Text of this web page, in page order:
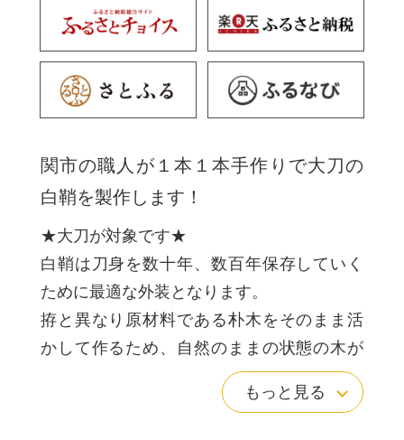
関市の職人が１本１本手作りで大刀の
白鞘を製作します！
★大刀が対象です★
白鞘は刀身を数十年、数百年保存していく
ために最適な外装となります。
拵と異なり原材料である朴木をそのまま活
かして作るため、自然のままの状態の木が
呼吸をすることで、鞘の中が刀身にとって
最も良い状態を保つ役割を果しています。
もっと見る